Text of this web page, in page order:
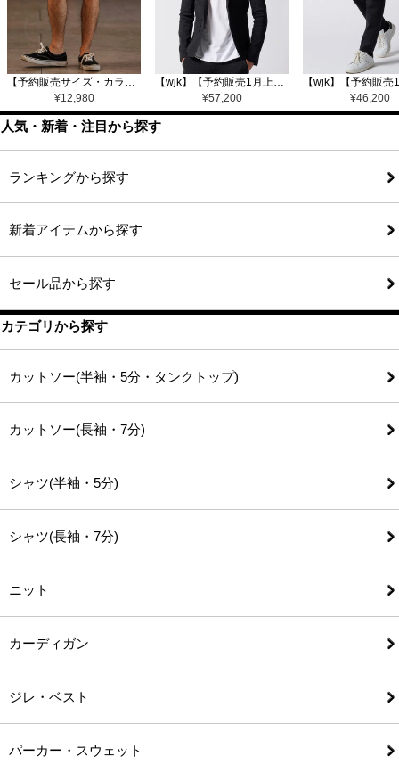
【予約販売サイズ・カラーにより納期異なる】【CAMBIO(カンビオ)】Gobelin Short Pants ショートパンツ(CAM25SS-002)
¥12,980
【wjk】【予約販売1月上旬～中旬入荷】function knit jacket(jacquard check) ニットジャケット(207 mw08j)
¥57,200 ¥46,200
人気・新着・注目から探す
ランキングから探す
新着アイテムから探す
セール品から探す
カテゴリから探す
カットソー(半袖・5分・タンクトップ)
カットソー(長袖・7分)
シャツ(半袖・5分)
シャツ(長袖・7分)
ニット
カーディガン
ジレ・ベスト
パーカー・スウェット